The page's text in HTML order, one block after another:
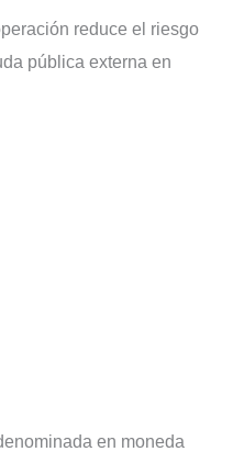
reduce el riesgo
pública externa en
en moneda